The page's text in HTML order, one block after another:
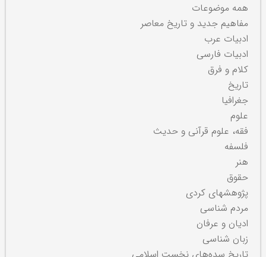
همه موضوعات
مفاهیم جدید و تاریخ معاصر
ادبیات عرب
ادبیات فارسی
کلام و فرق
تاریخ
جغرافیا
علوم
فقه، علوم قرآنی و حدیث
فلسفه
هنر
حقوق
پژوهشهای کردی
مردم شناسی
ادیان و عرفان
زبان شناسی